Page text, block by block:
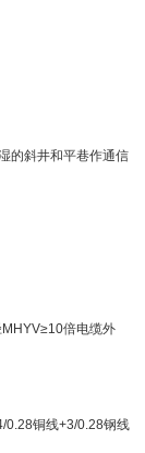
的斜井和平巷作通信
倍电缆外
0.28铜线+3/0.28钢线